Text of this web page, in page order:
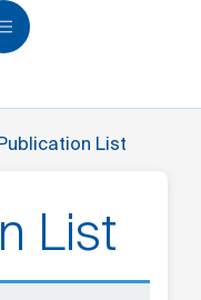
Publication List
List